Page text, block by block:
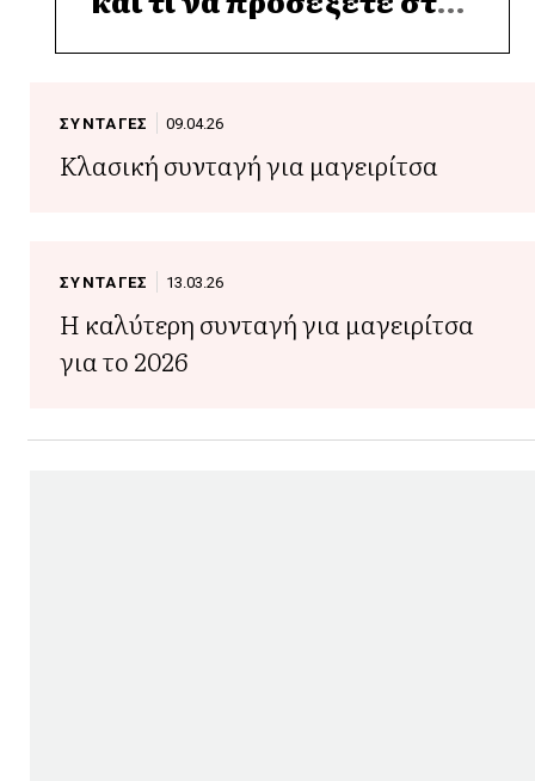
αγορά της
ΣΥΝΤΑΓΕΣ 09.04.26
Κλασική συνταγή για μαγειρίτσα
ΣΥΝΤΑΓΕΣ 13.03.26
Η καλύτερη συνταγή για μαγειρίτσα
για το 2026